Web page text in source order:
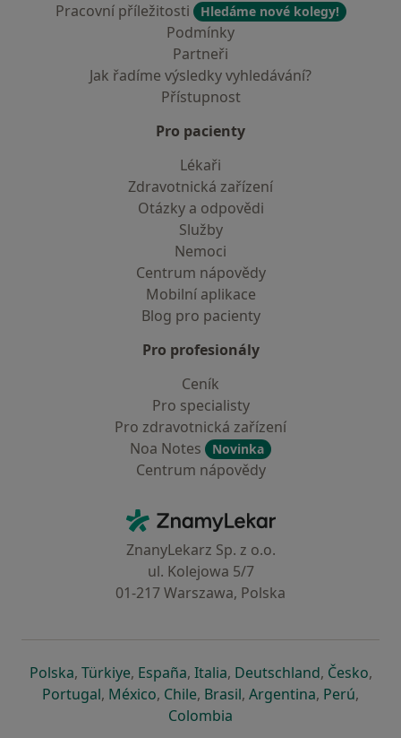
Pracovní příležitosti
Hledáme nové kolegy!
Podmínky
Partneři
Jak řadíme výsledky vyhledávání?
Přístupnost
Pro pacienty
Lékaři
Zdravotnická zařízení
Otázky a odpovědi
Služby
Nemoci
Centrum nápovědy
Mobilní aplikace
Blog pro pacienty
Pro profesionály
Ceník
Pro specialisty
Pro zdravotnická zařízení
Noa Notes
Novinka
Centrum nápovědy
ZnamyLekar - Hlavní stránka
ZnanyLekarz Sp. z o.o.
ul. Kolejowa 5/7
01-217 Warszawa, Polska
Polskase otevře v nové záložce
, Türkiyese otevře v nové záložce
, Españase otevře v nové záložce
, Italiase otevře v nové záložce
, Deutschlandse otevře v
, Českose
,
Portugalse otevře v nové záložce
, Méxicose otevře v nové záložce
, Chilese otevře v nové záložce
, Brasilse otevře v nové
, Argentinase otevře v
, Perúse
,
Colombia